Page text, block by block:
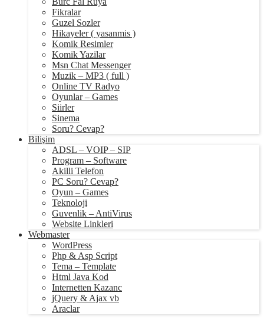
Fikralar
Guzel Sozler
Hikayeler ( yasanmis )
Komik Resimler
Komik Yazilar
Msn Chat Messenger
Muzik – MP3 ( full )
Online TV Radyo
Oyunlar – Games
Siirler
Sinema
Soru? Cevap?
Bilişim
ADSL – VOIP – SIP
Program – Software
Akilli Telefon
PC Soru? Cevap?
Oyun – Games
Teknoloji
Guvenlik – AntiVirus
Website Linkleri
Webmaster
WordPress
Php & Asp Script
Tema – Template
Html Java Kod
Internetten Kazanc
jQuery & Ajax vb
Araclar